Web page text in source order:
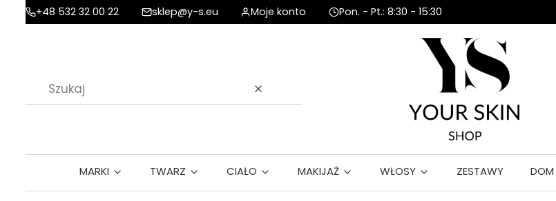
+48 532 32 00 22 sklep@y-s.eu Moje konto Pon. - Pt.: 8:30 - 15:30
Wyczyść
MARKI TWARZ CIAŁO MAKIJAŻ WŁOSY ZESTAWY DOM